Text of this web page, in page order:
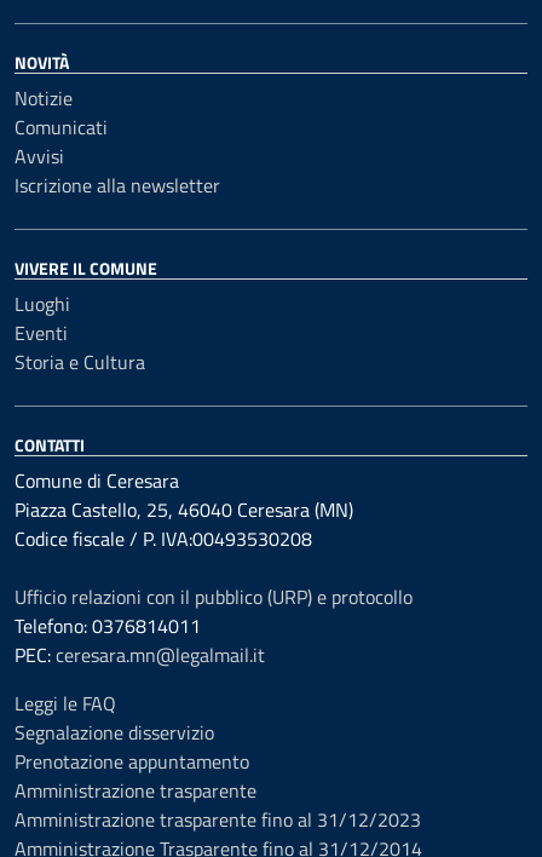
NOVITÀ
Notizie
Comunicati
Avvisi
Iscrizione alla newsletter
VIVERE IL COMUNE
Luoghi
Eventi
Storia e Cultura
CONTATTI
Comune di Ceresara
Piazza Castello, 25, 46040 Ceresara (MN)
Codice fiscale / P. IVA:00493530208
Ufficio relazioni con il pubblico (URP) e protocollo
Telefono: 0376814011
PEC:ceresara.mn@legalmail.it
Leggi le FAQ
Segnalazione disservizio
Prenotazione appuntamento
Amministrazione trasparente
Amministrazione trasparente fino al 31/12/2023
Amministrazione Trasparente fino al 31/12/2014